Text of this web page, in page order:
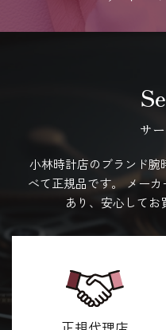
レディ
サ
小林時計店のブランド腕
べて正規品です。メーカ
あり、安心して